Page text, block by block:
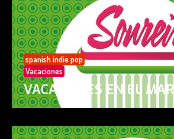
spanish indie pop
Vacaciones
VACACIONES EN EL MAR